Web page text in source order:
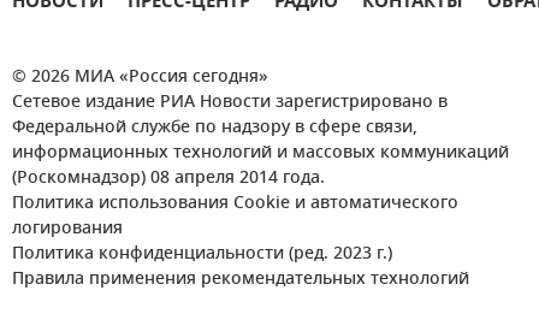
© 2026 МИА «Россия сегодня»
Сетевое издание РИА Новости зарегистрировано в
Федеральной службе по надзору в сфере связи,
информационных технологий и массовых коммуникаций
(Роскомнадзор) 08 апреля 2014 года.
Политика использования Cookie и автоматического
логирования
Политика конфиденциальности (ред. 2023 г.)
Правила применения рекомендательных технологий